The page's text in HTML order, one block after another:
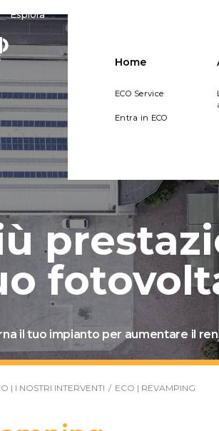
Esplora
Home
ECO Service
Entra in ECO
il tuo impianto per aumentare il
| I NOSTRI INTERVENTI ECO | REVAMPING